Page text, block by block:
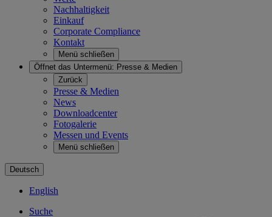
Nachhaltigkeit
Einkauf
Corporate Compliance
Kontakt
Menü schließen
Öffnet das Untermenü: Presse & Medien
Zurück
Presse & Medien
News
Downloadcenter
Fotogalerie
Messen und Events
Menü schließen
Deutsch
English
Suche